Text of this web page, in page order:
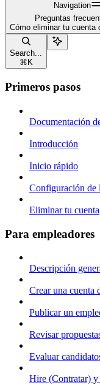
Navigation
Preguntas
Cómo eliminar tu cuenta
Search...
⌘ K
Primeros pasos
Documentación
Introducción
Inicio rápido
Configuración de
Eliminar tu cuenta
Para empleadores
Descripción
Crear una cuenta
Publicar un
Revisar
Evaluar
Hire (Contratar) y